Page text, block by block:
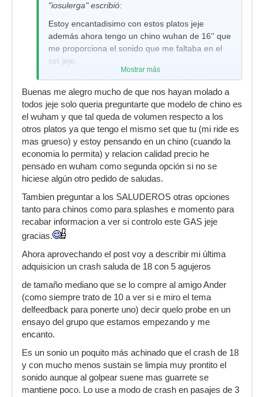
"iosulerga" escribió:
Estoy encantadisimo con estos platos jeje
además ahora tengo un chino wuhan de 16'' que
me proporciona el sonido que me faltaba en el
set jeje.
En cuanto pueda, sacare unas fotillos de la
batería completa y ya las subire
.
Un saludA!
Mostrar más
Buenas me alegro mucho de que nos hayan molado a
todos jeje solo queria preguntarte que modelo de chino es
el wuham y que tal queda de volumen respecto a los
otros platos ya que tengo el mismo set que tu (mi ride es
mas grueso) y estoy pensando en un chino (cuando la
economia lo permita) y relacion calidad precio he
pensado en wuham como segunda opción si no se
hiciese algún otro pedido de saludas.
Tambien preguntar a los SALUDEROS otras opciones
tanto para chinos como para splashes e momento para
recabar informacion a ver si controlo este GAS jeje
gracias.
Ahora aprovechando el post voy a describir mi última
adquisicion un crash saluda de 18 con 5 agujeros
de tamaño mediano que se lo compre al amigo Ander
(como siempre trato de 10 a ver si e miro el tema
delfeedback para ponerte uno) decir quelo probe en un
ensayo del grupo que estamos empezando y me
encanto.
Es un sonio un poquito más achinado que el crash de 18
y con mucho menos sustain se limpia muy prontito el
sonido aunque al golpear suene mas guarrete se
mantiene poco. Lo use a modo de crash en pasajes de 3